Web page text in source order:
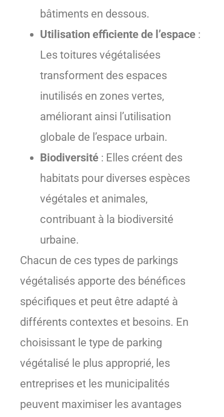
bâtiments en dessous.
Utilisation efficiente de l’espace :
Les toitures végétalisées
transforment des espaces
inutilisés en zones vertes,
améliorant ainsi l’utilisation
globale de l’espace urbain.
Biodiversité : Elles créent des
habitats pour diverses espèces
végétales et animales,
contribuant à la biodiversité
urbaine.
Chacun de ces types de parkings
végétalisés apporte des bénéfices
spécifiques et peut être adapté à
différents contextes et besoins. En
choisissant le type de parking
végétalisé le plus approprié, les
entreprises et les municipalités
peuvent maximiser les avantages